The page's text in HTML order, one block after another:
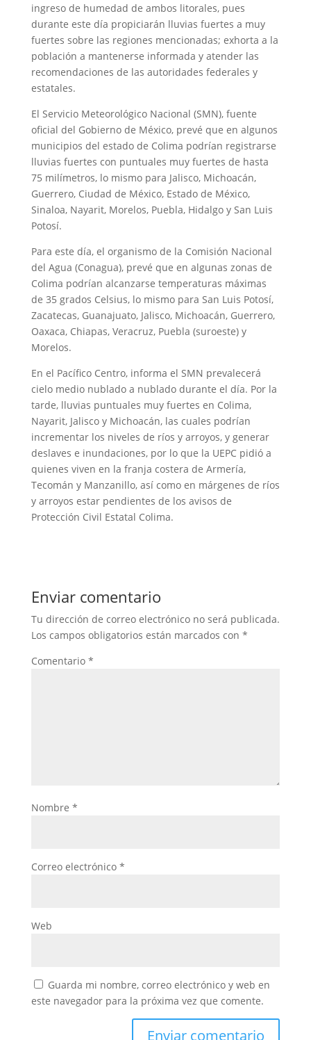
ingreso de humedad de ambos litorales, pues
durante este día propiciarán lluvias fuertes a muy
fuertes sobre las regiones mencionadas; exhorta a la
población a mantenerse informada y atender las
recomendaciones de las autoridades federales y
estatales.
El Servicio Meteorológico Nacional (SMN), fuente
oficial del Gobierno de México, prevé que en algunos
municipios del estado de Colima podrían registrarse
lluvias fuertes con puntuales muy fuertes de hasta
75 milímetros, lo mismo para Jalisco, Michoacán,
Guerrero, Ciudad de México, Estado de México,
Sinaloa, Nayarit, Morelos, Puebla, Hidalgo y San Luis
Potosí.
Para este día, el organismo de la Comisión Nacional
del Agua (Conagua), prevé que en algunas zonas de
Colima podrían alcanzarse temperaturas máximas
de 35 grados Celsius, lo mismo para San Luis Potosí,
Zacatecas, Guanajuato, Jalisco, Michoacán, Guerrero,
Oaxaca, Chiapas, Veracruz, Puebla (suroeste) y
Morelos.
En el Pacífico Centro, informa el SMN prevalecerá
cielo medio nublado a nublado durante el día. Por la
tarde, lluvias puntuales muy fuertes en Colima,
Nayarit, Jalisco y Michoacán, las cuales podrían
incrementar los niveles de ríos y arroyos, y generar
deslaves e inundaciones, por lo que la UEPC pidió a
quienes viven en la franja costera de Armería,
Tecomán y Manzanillo, así como en márgenes de ríos
y arroyos estar pendientes de los avisos de
Protección Civil Estatal Colima.
Enviar comentario
Tu dirección de correo electrónico no será publicada.
Los campos obligatorios están marcados con *
Comentario *
Nombre *
Correo electrónico *
Web
Guarda mi nombre, correo electrónico y web en
este navegador para la próxima vez que comente.